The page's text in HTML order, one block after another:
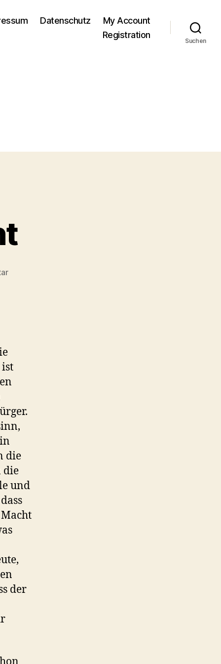
Datenschutz
My Account
Registration
Suchen
zu
die
die
und
der